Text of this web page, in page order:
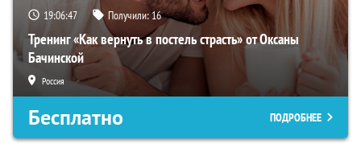
19:06:46 Получили:16
Тренинг «Как вернуть в постель страсть» от Оксаны
Бачинской
Россия
Бесплатно ПОДРОБНЕЕ